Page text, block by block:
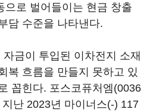
으로 벌어들이는 현금 창출
담 수준을 나타낸다.
금이 투입된 이차전지 소재
복 흐름을 만들지 못하고 있
꼽힌다. 포스코퓨처엠(0036
난 2023년 마이너스(-) 117